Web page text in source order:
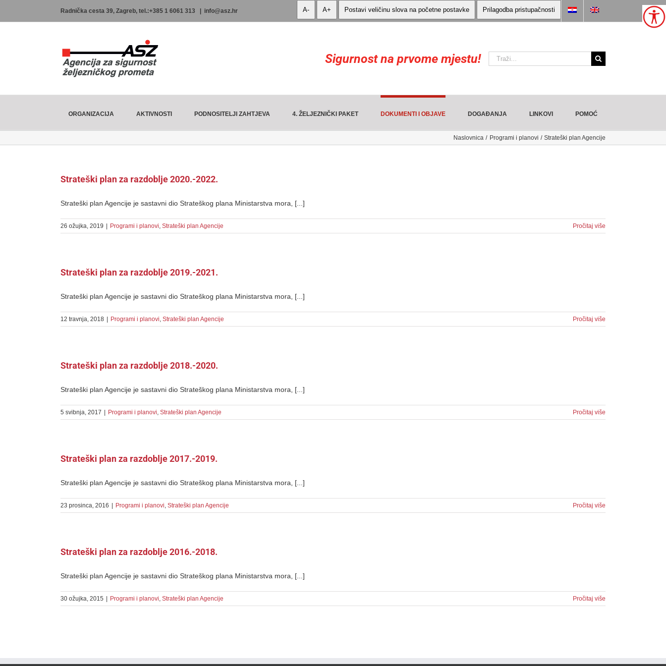
Radnička cesta 39, Zagreb, tel.:+385 1 6061 313 info@asz.hr A- A+ Postavi veličinu slova na početne postavke Prilagodba pristupačnosti
Sigurnost na prvome mjestu! Traži:
ORGANIZACIJA AKTIVNOSTI PODNOSITELJI ZAHTJEVA 4. ŽELJEZNIČKI PAKET DOKUMENTI I OBJAVE DOGAĐANJA LINKOVI POMOĆ
Naslovnica Programi i planovi Strateški plan Agencije
Strateški plan za razdoblje 2020.-2022.
Strateški plan Agencije je sastavni dio Strateškog plana Ministarstva mora, [...]
26 ožujka, 2019 Programi i planovi, Strateški plan Agencije Pročitaj više
Strateški plan za razdoblje 2019.-2021.
Strateški plan Agencije je sastavni dio Strateškog plana Ministarstva mora, [...]
12 travnja, 2018 Programi i planovi, Strateški plan Agencije Pročitaj više
Strateški plan za razdoblje 2018.-2020.
Strateški plan Agencije je sastavni dio Strateškog plana Ministarstva mora, [...]
5 svibnja, 2017 Programi i planovi, Strateški plan Agencije Pročitaj više
Strateški plan za razdoblje 2017.-2019.
Strateški plan Agencije je sastavni dio Strateškog plana Ministarstva mora, [...]
23 prosinca, 2016 Programi i planovi, Strateški plan Agencije Pročitaj više
Strateški plan za razdoblje 2016.-2018.
Strateški plan Agencije je sastavni dio Strateškog plana Ministarstva mora, [...]
30 ožujka, 2015 Programi i planovi, Strateški plan Agencije Pročitaj više